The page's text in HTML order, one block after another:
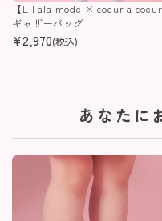
【Lil ala mode × coeur a coeur
ギャザーバッグ
¥2,970(税込)
あなたに